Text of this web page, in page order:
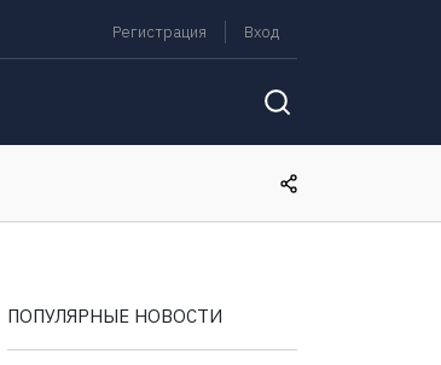
Регистрация Вход
ПОПУЛЯРНЫЕ НОВОСТИ